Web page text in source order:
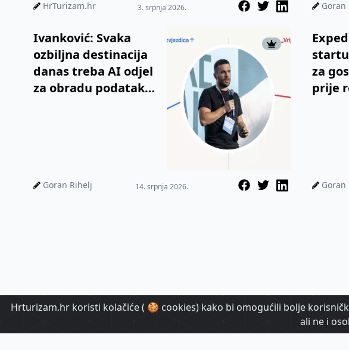
HrTurizam.hr 3. srpnja 2026. Goran
Ivanković: Svaka
ozbiljna destinacija
danas treba AI odjel
za obradu podataka
Goran Rihelj 14. srpnja 2026.
za
prije
Goran
Hrturizam.hr koristi kolačiće ( 🍪 cookies) kako bi omogućili bolje
ali ne i